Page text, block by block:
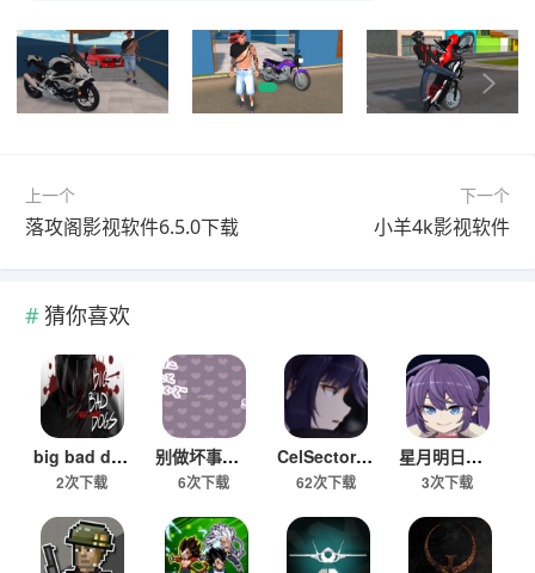
上一个
落攻阁影视软件6.5.0下载
下一个
小羊4k影视软件
猜你喜欢
big bad dogs游戏汉化版
2次下载
别做坏事哦游戏下载安装汉化版
6次下载
CelSector细胞象限全角色解锁版
62次下载
星月明日奈与地下城游戏下载手机版
3次下载